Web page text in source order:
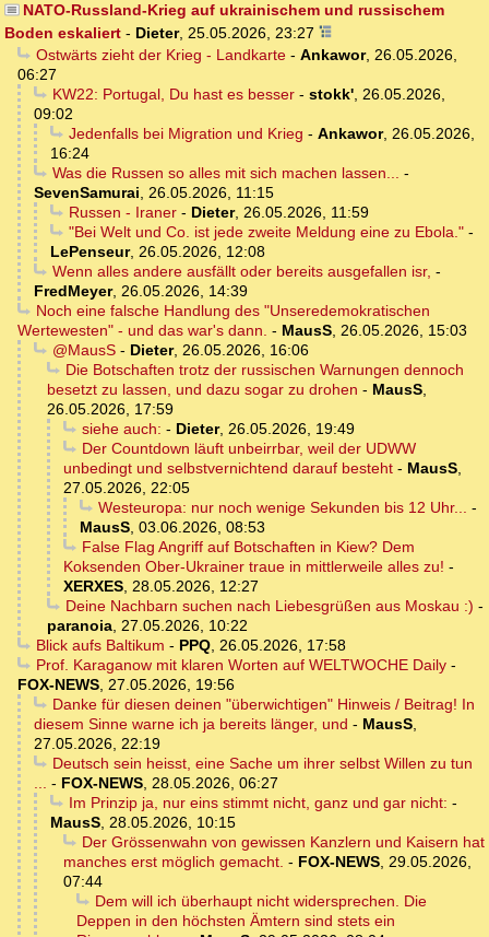
NATO-Russland-Krieg auf ukrainischem und russischem
Boden eskaliert - Dieter, 25.05.2026, 23:27
Ostwärts zieht der Krieg - Landkarte- Ankawor, 26.05.2026,
06:27
KW22: Portugal, Du hast es besser- stokk', 26.05.2026,
09:02
Jedenfalls bei Migration und Krieg - Ankawor, 26.05.2026,
16:24
Was die Russen so alles mit sich machen lassen... -
SevenSamurai, 26.05.2026, 11:15
Russen - Iraner- Dieter, 26.05.2026, 11:59
"Bei Welt und Co. ist jede zweite Meldung eine zu Ebola."-
LePenseur, 26.05.2026, 12:08
Wenn alles andere ausfällt oder bereits ausgefallen isr, -
FredMeyer, 26.05.2026, 14:39
Noch eine falsche Handlung des "Unseredemokratischen
Wertewesten" - und das war's dann. - MausS, 26.05.2026, 15:03
@MausS- Dieter, 26.05.2026, 16:06
Die Botschaften trotz der russischen Warnungen dennoch
besetzt zu lassen, und dazu sogar zu drohen - MausS,
26.05.2026, 17:59
siehe auch: - Dieter, 26.05.2026, 19:49
Der Countdown läuft unbeirrbar, weil der UDWW
unbedingt und selbstvernichtend darauf besteht - MausS,
27.05.2026, 22:05
Westeuropa: nur noch wenige Sekunden bis 12 Uhr... -
MausS, 03.06.2026, 08:53
False Flag Angriff auf Botschaften in Kiew? Dem
Koksenden Ober-Ukrainer traue in mittlerweile alles zu! -
XERXES, 28.05.2026, 12:27
Deine Nachbarn suchen nach Liebesgrüßen aus Moskau :) -
paranoia, 27.05.2026, 10:22
Blick aufs Baltikum - PPQ, 26.05.2026, 17:58
Prof. Karaganow mit klaren Worten auf WELTWOCHE Daily-
FOX-NEWS, 27.05.2026, 19:56
Danke für diesen deinen "überwichtigen" Hinweis / Beitrag! In
diesem Sinne warne ich ja bereits länger, und - MausS,
27.05.2026, 22:19
Deutsch sein heisst, eine Sache um ihrer selbst Willen zu tun
... - FOX-NEWS, 28.05.2026, 06:27
Im Prinzip ja, nur eins stimmt nicht, ganz und gar nicht: -
MausS, 28.05.2026, 10:15
Der Grössenwahn von gewissen Kanzlern und Kaisern hat
manches erst möglich gemacht. - FOX-NEWS, 29.05.2026,
07:44
Dem will ich überhaupt nicht widersprechen. Die
Deppen in den höchsten Ämtern sind stets ein